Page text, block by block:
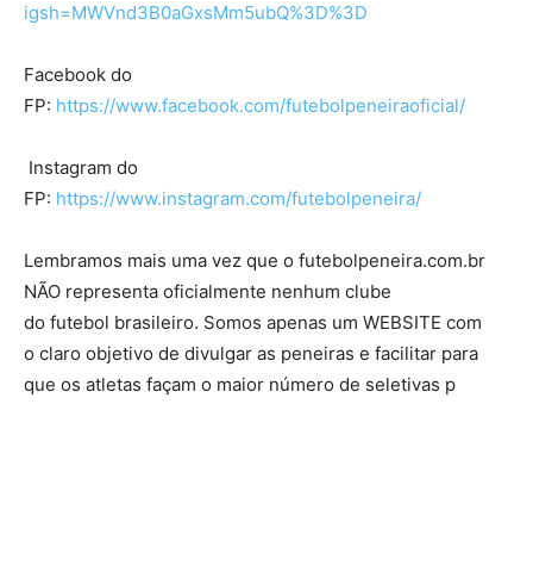
igsh=MWVnd3B0aGxsMm5ubQ%3D%3D
Facebook do
FP: https://www.facebook.com/futebolpeneiraoficial/
Instagram do
FP: https://www.instagram.com/futebolpeneira/
Lembramos mais uma vez que o futebolpeneira.com.br
NÃO representa oficialmente nenhum clube
do futebol brasileiro. Somos apenas um WEBSITE com
o claro objetivo de divulgar as peneiras e facilitar para
que os atletas façam o maior número de seletivas p